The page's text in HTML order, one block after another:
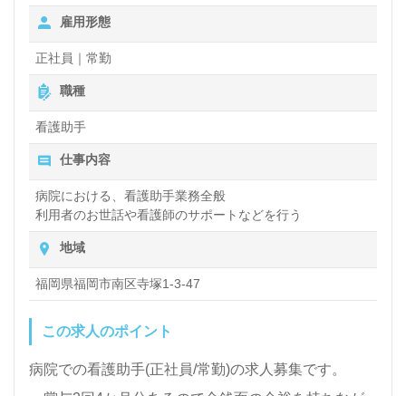
職場です。伝えきれない職場の魅力の続きは、担当コ
ンサルタントよりご案内します。
全国の求人ご紹介！医療/福祉業界の正社員/パート求
人探しは【ウィルオブ介護】＊求人情報収集、将来的
に検討の方も遠慮なく＊
LINE、メール、お電話などご希望に応じてお問い合
わせ/ご相談可能です。転職相談、求人紹介、年収交
渉など完全無料サービスをご利用いただけます。＜非
公開求人も取扱いあり！＞"転職支援"のプロと一緒に
雇用形態
正社員｜常勤
職種
看護助手
仕事内容
病院における、看護助手業務全般
利用者のお世話や看護師のサポートなどを行う
地域
福岡県福岡市南区寺塚1-3-47
この求人のポイント
病院での看護助手(正社員/常勤)の求人募集です。